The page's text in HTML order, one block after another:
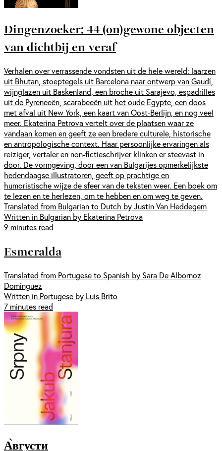
Dingenzoeker: 44 (on)gewone objecten
van dichtbij en veraf
Verhalen over verrassende vondsten uit de hele wereld: laarzen
uit Bhutan, stoeptegels uit Barcelona naar ontwerp van Gaudí,
wijnglazen uit Baskenland, een broche uit Sarajevo, espadrilles
uit de Pyreneeën, scarabeeën uit het oude Egypte, een doos
met afval uit New York, een kaart van Oost-Berlijn, en nog veel
meer. Ekaterina Petrova vertelt over de plaatsen waar ze
vandaan komen en geeft ze een bredere culturele, historische
en antropologische context. Haar persoonlijke ervaringen als
reiziger, vertaler en non-fictieschrijver klinken er steevast in
door. De vormgeving, door een van Bulgarijes opmerkelijkste
hedendaagse illustratoren, geeft op prachtige en
humoristische wijze de sfeer van de teksten weer. Een boek om
te lezen en te herlezen, om te hebben en om weg te geven.
Translated from Bulgarian to Dutch by Justin Van Heddegem
Written in Bulgarian by Ekaterina Petrova
9 minutes read
Esmeralda
Translated from Portugese to Spanish by Sara De Albornoz
Domínguez
Written in Portugese by Luis Brito
7 minutes read
А̀вгусти